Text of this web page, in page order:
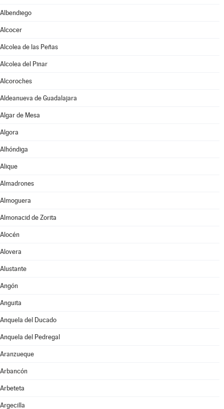
Albendiego
Alcocer
Alcolea de las Peñas
Alcolea del Pinar
Alcoroches
Aldeanueva de Guadalajara
Algar de Mesa
Algora
Alhóndiga
Alique
Almadrones
Almoguera
Almonacid de Zorita
Alocén
Alovera
Alustante
Angón
Anguita
Anquela del Ducado
Anquela del Pedregal
Aranzueque
Arbancón
Arbeteta
Argecilla